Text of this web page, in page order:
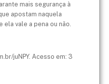
mais segurança à
apostam naquela
ela vale a pena ou não.
juNPY. Acesso em: 3